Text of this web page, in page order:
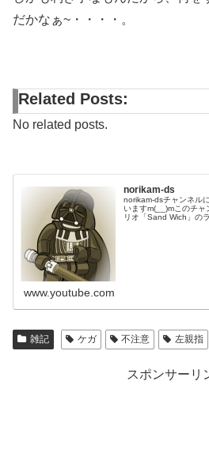
だかなぁ~・・・・。
Related Posts:
No related posts.
norikam-ds
norikam-dsチャンネル
いますm(__)mこのチャ
リオ「Sand Wich」の
www.youtube.com
雑記 ケガ 不注意 左親指
スポンサーリ